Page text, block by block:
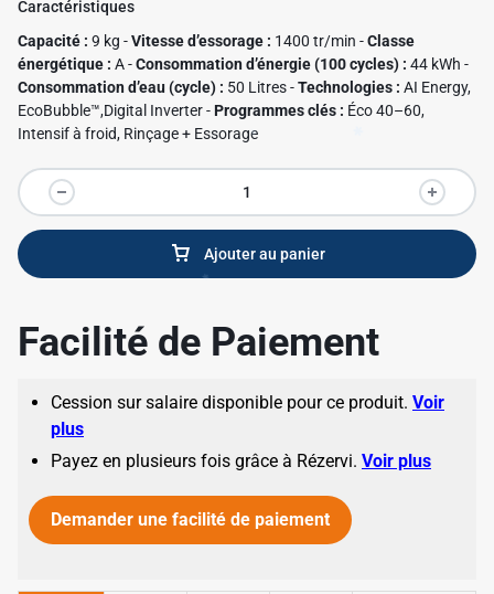
Caractéristiques
Capacité : 9 kg -Vitesse d’essorage : 1400 tr/min -Classe
énergétique : A -Consommation d’énergie (100 cycles) : 44 kWh -
Consommation d’eau (cycle) : 50 Litres -Technologies : AI Energy,
EcoBubble™,Digital Inverter -Programmes clés : Éco 40–60,
Intensif à froid, Rinçage + Essorage
Ajouter au panier
Facilité de Paiement
Cession sur salaire disponible pour ce produit. Voir
plus
Payez en plusieurs fois grâce à Rézervi. Voir plus
Demander une facilité de paiement
✱
✱